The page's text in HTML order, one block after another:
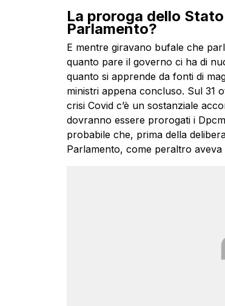
La proroga dello
Parlamento?
E mentre giravano bufale che
quanto pare il governo ci ha di
quanto si apprende da fonti di
ministri appena concluso. Sul 31
crisi Covid c’è un sostanziale
dovranno essere prorogati i
probabile che, prima della
Parlamento, come peraltro